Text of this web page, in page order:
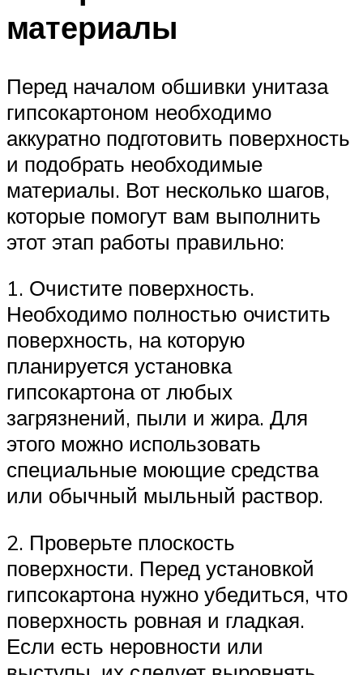
материалы
Перед началом обшивки унитаза
гипсокартоном необходимо
аккуратно подготовить поверхность
и подобрать необходимые
материалы. Вот несколько шагов,
которые помогут вам выполнить
этот этап работы правильно:
1. Очистите поверхность.
Необходимо полностью очистить
поверхность, на которую
планируется установка
гипсокартона от любых
загрязнений, пыли и жира. Для
этого можно использовать
специальные моющие средства
или обычный мыльный раствор.
2. Проверьте плоскость
поверхности. Перед установкой
гипсокартона нужно убедиться, что
поверхность ровная и гладкая.
Если есть неровности или